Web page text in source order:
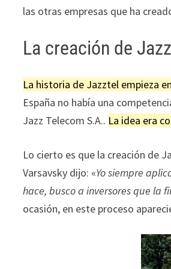
las otras empresas que ha
La creación de
La historia de Jazztel empieza
España no había una
Jazz Telecom S.A.. La idea era
Lo cierto es que la creación de
Varsavsky dijo: «Yo siempre
hace, busco a inversores que la
ocasión, en este proceso